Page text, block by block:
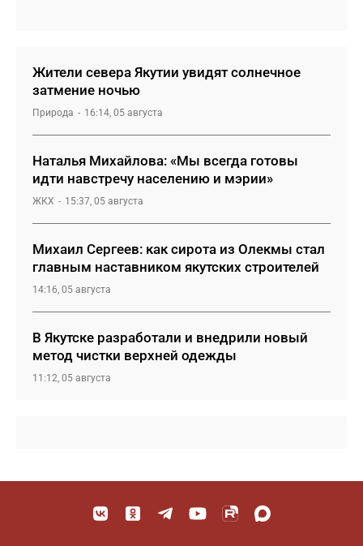
Жители севера Якутии увидят солнечное
затмение ночью
Природа 16:14, 05 августа
Наталья Михайлова: «Мы всегда готовы
идти навстречу населению и мэрии»
ЖКХ 15:37, 05 августа
Михаил Сергеев: как сирота из Олекмы стал
главным наставником якутских строителей
14:16, 05 августа
В Якутске разработали и внедрили новый
метод чистки верхней одежды
11:12, 05 августа